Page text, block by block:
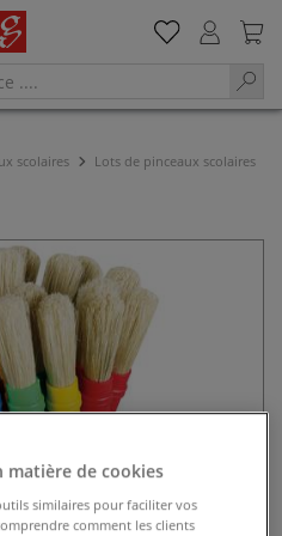
scolaires
Lots de pinceaux scolaires
matière de cookies
similaires pour faciliter vos
comment les clients